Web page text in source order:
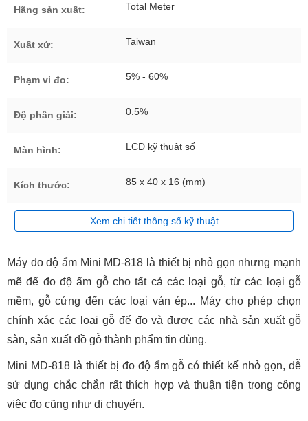
Hãng sản xuất: Total Meter
Xuất xứ: Taiwan
Phạm vi đo: 5% - 60%
Độ phân giải: 0.5%
Màn hình: LCD kỹ thuật số
Kích thước: 85 x 40 x 16 (mm)
Xem chi tiết thông số kỹ thuật
Máy đo độ ẩm Mini MD-818 là thiết bị nhỏ gọn nhưng mạnh
mẽ để đo độ ẩm gỗ cho tất cả các loại gỗ, từ các loại gỗ
mềm, gỗ cứng đến các loại ván ép... Máy cho phép chọn
chính xác các loại gỗ để đo và được các nhà sản xuất gỗ
sàn, sản xuất đồ gỗ thành phẩm tin dùng.
Mini MD-818 là thiết bị đo độ ẩm gỗ có thiết kế nhỏ gọn, dễ
sử dụng chắc chắn rất thích hợp và thuận tiện trong công
việc đo cũng như di chuyển.